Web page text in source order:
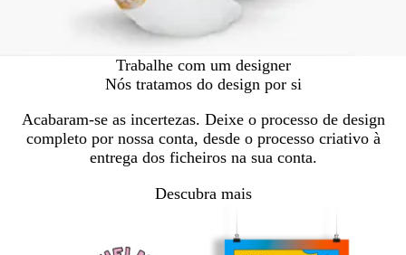
Trabalhe com um designer
Nós tratamos do design por si
Acabaram-se as incertezas. Deixe o processo de design
completo por nossa conta, desde o processo criativo à
entrega dos ficheiros na sua conta.
Descubra mais